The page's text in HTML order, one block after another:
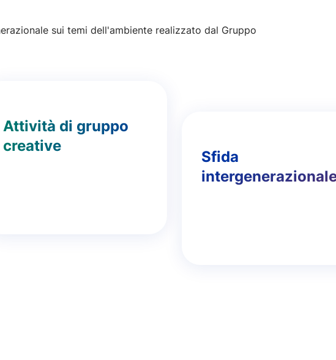
sui temi dell'ambiente realizzato dal Gruppo
Attività di gruppo
creative
Sfida